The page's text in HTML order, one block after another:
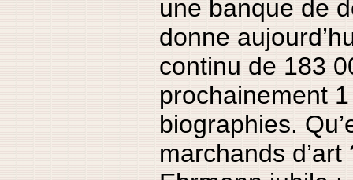
une banque de
donne
continu de 183
prochainement
biographies.
marchands d’art